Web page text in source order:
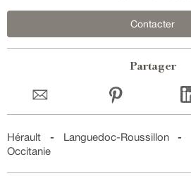
Contacter
Partager
Hérault - Languedoc-Roussillon -
Occitanie